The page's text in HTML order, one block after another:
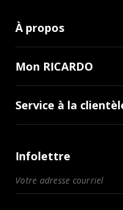
À propos
Mon RICARDO
Service à la
Infolettre